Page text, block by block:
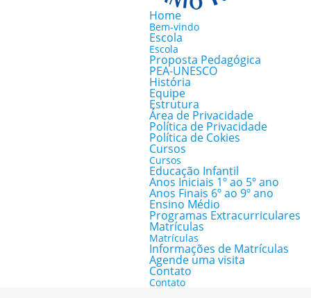
Home
Bem-vindo
Escola
Escola
Proposta Pedagógica
PEA-UNESCO
História
Equipe
Estrutura
Área de Privacidade
Política de Privacidade
Política de Cokies
Cursos
Cursos
Educação Infantil
Anos Iniciais 1º ao 5º ano
Anos Finais 6º ao 9º ano
Ensino Médio
Programas Extracurriculares
Matrículas
Matrículas
Informações de Matrículas
Agende uma visita
Contato
Contato